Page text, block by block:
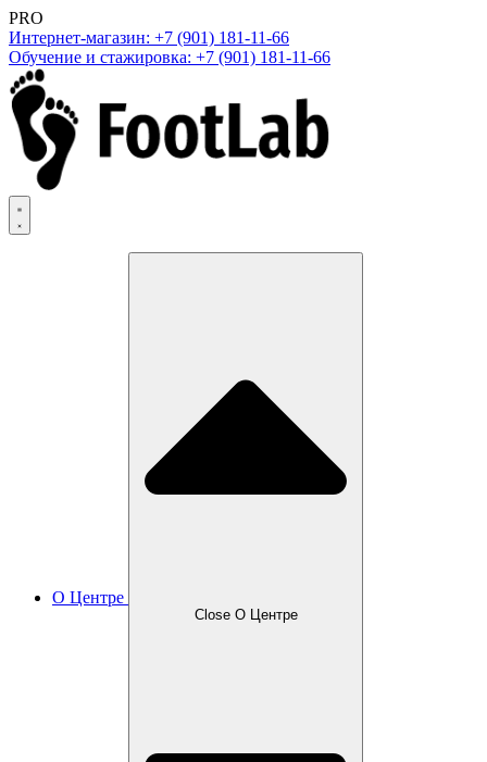
PRO
Интернет-магазин: +7 (901) 181-11-66
Обучение и стажировка: +7 (901) 181-11-66
О Центре
Close О Центре